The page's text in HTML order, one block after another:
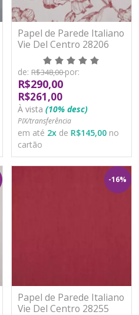
Papel de Parede Italiano
Vie Del Centro 28206
Vinílico Lavável
de: R$348,00por:
R$290,00
R$261,00
À vista (10% desc)
PIX/transferência
em até 2x de R$145,00 no
cartão
-16%
Papel de Parede Italiano
Vie Del Centro 28255